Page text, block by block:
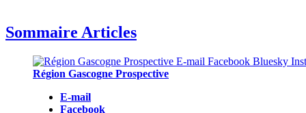
Sommaire Articles
Région Gascogne Prospective
E-mail
Facebook